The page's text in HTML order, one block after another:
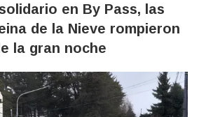
en By Pass, las
de la Nieve rompieron
la gran noche